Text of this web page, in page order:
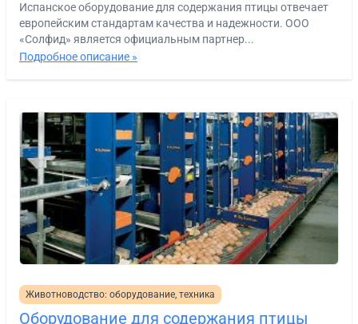
Испанское оборудование для содержания птицы отвечает
европейским стандартам качества и надежности. ООО
«Солфид» является официальным партнер...
Подробное описание »
Животноводство: оборудование, техника
Оборудование для содержания птицы